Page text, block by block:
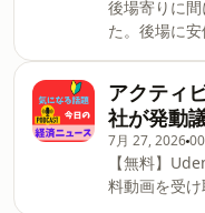
奨】最近
れ！・ネトフ
ダウ1153ド
病記を書い
切除闘病日
https://
奨】最近の
が初めての
ント開設動画
開設できま
す）↓※音が
https://
ーーーーーー
のトピック
でBaas展開
理由・日経
後場寄りに
た。後場に
アクティ
社が発動
7月 27, 2026
【無料】
料動画を受